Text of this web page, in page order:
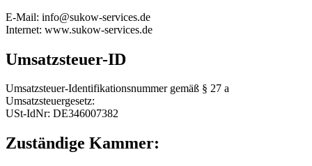
E-Mail: info@sukow-services.de
Internet: www.sukow-services.de
Umsatzsteuer-ID
Umsatzsteuer-Identifikationsnummer gemäß § 27 a
Umsatzsteuergesetz:
USt-IdNr: DE346007382
Zuständige Kammer: